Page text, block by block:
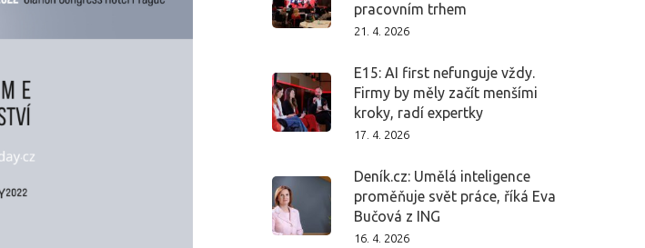
pracovním trhem
21. 4. 2026
E15: AI first nefunguje vždy.
Firmy by měly začít menšími
kroky, radí expertky
17. 4. 2026
Deník.cz: Umělá inteligence
proměňuje svět práce, říká Eva
Bučová z ING
16. 4. 2026